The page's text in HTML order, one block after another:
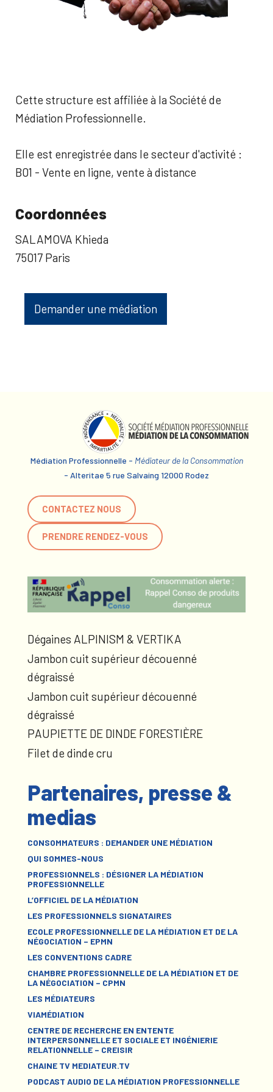
Cette structure est affiliée à la Société de
Médiation Professionnelle.
Elle est enregistrée dans le secteur d'activité :
B01 - Vente en ligne, vente à distance
Coordonnées
SALAMOVA Khieda
75017 Paris
Demander une médiation
Médiation Professionnelle - Médiateur de la Consommation
- Alteritae 5 rue Salvaing 12000 Rodez
CONTACTEZ NOUS
PRENDRE RENDEZ-VOUS
Dégaines ALPINISM & VERTIKA
Jambon cuit supérieur découenné
dégraissé
Jambon cuit supérieur découenné
dégraissé
PAUPIETTE DE DINDE FORESTIÈRE
Filet de dinde cru
Partenaires, presse &
medias
CONSOMMATEURS : DEMANDER UNE MÉDIATION
QUI SOMMES-NOUS
PROFESSIONNELS : DÉSIGNER LA MÉDIATION
PROFESSIONNELLE
L’OFFICIEL DE LA MÉDIATION
LES PROFESSIONNELS SIGNATAIRES
ECOLE PROFESSIONNELLE DE LA MÉDIATION ET DE LA
NÉGOCIATION – EPMN
LES CONVENTIONS CADRE
CHAMBRE PROFESSIONNELLE DE LA MÉDIATION ET DE
LA NÉGOCIATION – CPMN
LES MÉDIATEURS
VIAMÉDIATION
CENTRE DE RECHERCHE EN ENTENTE
INTERPERSONNELLE ET SOCIALE ET INGÉNIERIE
RELATIONNELLE – CREISIR
CHAINE TV MEDIATEUR.TV
PODCAST AUDIO DE LA MÉDIATION PROFESSIONNELLE